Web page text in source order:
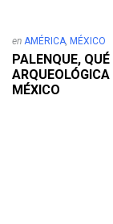
en AMÉRICA, MÉXICO
PALENQUE,
MÉXICO